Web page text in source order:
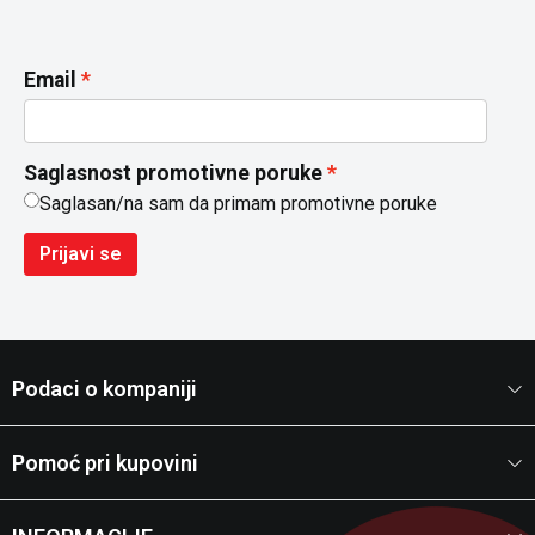
Email
Saglasnost promotivne poruke
Saglasan/na sam da primam promotivne poruke
Prijavi se
Podaci o kompaniji
Pomoć pri kupovini